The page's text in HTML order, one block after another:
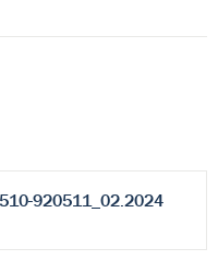
920511_02.2024